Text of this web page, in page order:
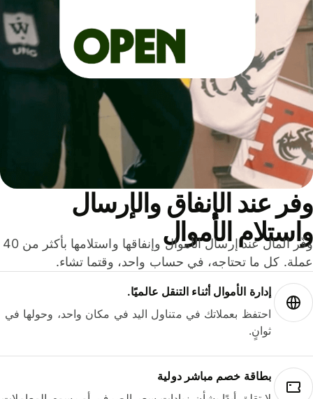
عند الإنفاق والإرسال
الأموال
وفّر المال عند إرسال الأموال وإنفاقها واستلامها بأكثر من 40
كل ما تحتاجه، في حساب واحد، وقتما تشاء.
إدارة الأموال أثناء التنقل عالميًا.
احتفظ بعملاتك في متناول اليد في مكان واحد، وحولها في
ثوانٍ.
بطاقة خصم مباشر دولية